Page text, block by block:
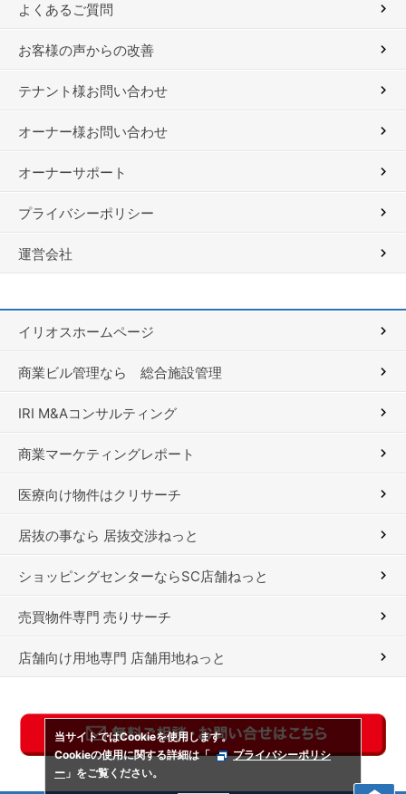
よくあるご質問
お客様の声からの改善
テナント様お問い合わせ
オーナー様お問い合わせ
オーナーサポート
プライバシーポリシー
運営会社
イリオスホームページ
商業ビル管理なら 総合施設管理
IRI M&Aコンサルティング
商業マーケティングレポート
医療向け物件はクリサーチ
居抜の事なら 居抜交渉ねっと
ショッピングセンターならSC店舗ねっと
売買物件専門 売りサーチ
店舗向け用地専門 店舗用地ねっと
当サイトではCookieを使用します。
Cookieの使用に関する詳細は「
プライバシーポリシ
ー 」をご覧ください。